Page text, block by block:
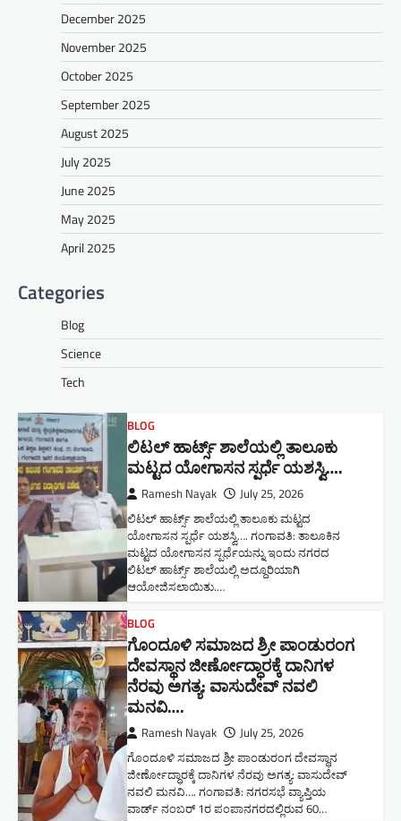
December 2025
November 2025
October 2025
September 2025
August 2025
July 2025
June 2025
May 2025
April 2025
Categories
Blog
Science
Tech
BLOG
ಲಿಟಲ್ ಹಾರ್ಟ್ಸ್ ಶಾಲೆಯಲ್ಲಿ ತಾಲೂಕು
ಮಟ್ಟದ ಯೋಗಾಸನ ಸ್ಪರ್ಧೆ ಯಶಸ್ವಿ….
Ramesh Nayak July 25, 2026
ಲಿಟಲ್ ಹಾರ್ಟ್ಸ್ ಶಾಲೆಯಲ್ಲಿ ತಾಲೂಕು ಮಟ್ಟದ
ಯೋಗಾಸನ ಸ್ಪರ್ಧೆ ಯಶಸ್ವಿ…. ಗಂಗಾವತಿ: ತಾಲೂಕಿನ
ಮಟ್ಟದ ಯೋಗಾಸನ ಸ್ಪರ್ಧೆಯನ್ನು ಇಂದು ನಗರದ
ಲಿಟಲ್ ಹಾರ್ಟ್ಸ್ ಶಾಲೆಯಲ್ಲಿ ಅದ್ದೂರಿಯಾಗಿ
ಆಯೋಜಿಸಲಾಯಿತು.…
BLOG
ಗೊಂದೂಳಿ ಸಮಾಜದ ಶ್ರೀ ಪಾಂಡುರಂಗ
ದೇವಸ್ಥಾನ ಜೀರ್ಣೋದ್ಧಾರಕ್ಕೆ ದಾನಿಗಳ
ನೆರವು ಅಗತ್ಯ: ವಾಸುದೇವ್ ನವಲಿ
ಮನವಿ​….
Ramesh Nayak July 25, 2026
ಗೊಂದೂಳಿ ಸಮಾಜದ ಶ್ರೀ ಪಾಂಡುರಂಗ ದೇವಸ್ಥಾನ
ಜೀರ್ಣೋದ್ಧಾರಕ್ಕೆ ದಾನಿಗಳ ನೆರವು ಅಗತ್ಯ: ವಾಸುದೇವ್
ನವಲಿ ಮನವಿ​…. ಗಂಗಾವತಿ: ​ನಗರಸಭೆ ವ್ಯಾಪ್ತಿಯ
ವಾರ್ಡ್ ನಂಬರ್ 1ರ ಪಂಪಾನಗರದಲ್ಲಿರುವ 60…